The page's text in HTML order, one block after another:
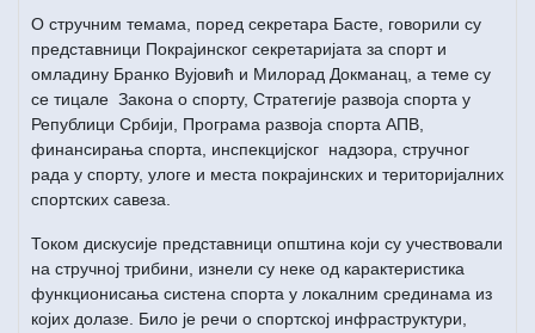
О стручним темама, поред секретара Басте, говорили су
представници Покрајинског секретаријата за спорт и
омладину Бранко Вујовић и Милорад Докманац, а теме су
се тицале Закона о спорту, Стратегије развоја спорта у
Републици Србији, Програма развоја спорта АПВ,
финансирања спорта, инспекцијског надзора, стручног
рада у спорту, улоге и места покрајинских и територијалних
спортских савеза.
Током дискусије представници општина који су учествовали
на стручној трибини, изнели су неке од карактеристика
функционисања систена спорта у локалним срединама из
којих долазе. Било је речи о спортској инфраструктури,